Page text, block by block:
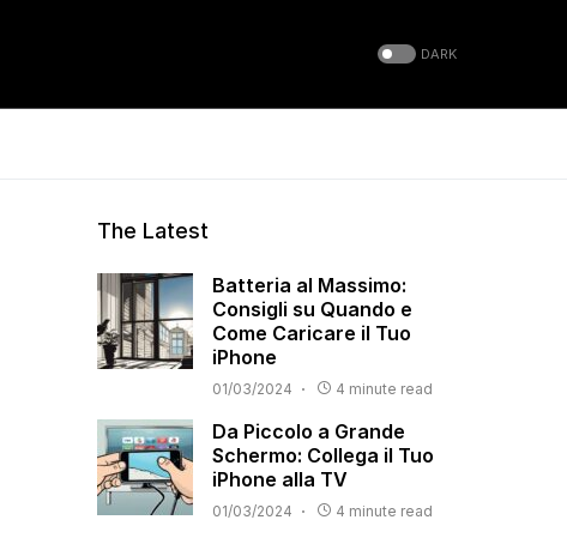
DARK
The Latest
Batteria al Massimo:
Consigli su Quando e
Come Caricare il Tuo
iPhone
01/03/2024 4 minute read
Da Piccolo a Grande
Schermo: Collega il Tuo
iPhone alla TV
01/03/2024 4 minute read